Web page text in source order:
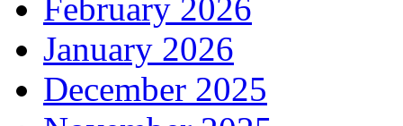
February 2026
January 2026
December 2025